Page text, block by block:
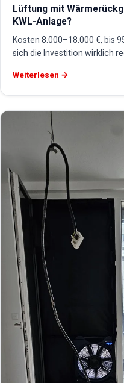
Lüftung mit
KWL-Anlage?
Kosten 8.000–18.000 €, bis
sich die Investition wirklich
Weiterlesen →